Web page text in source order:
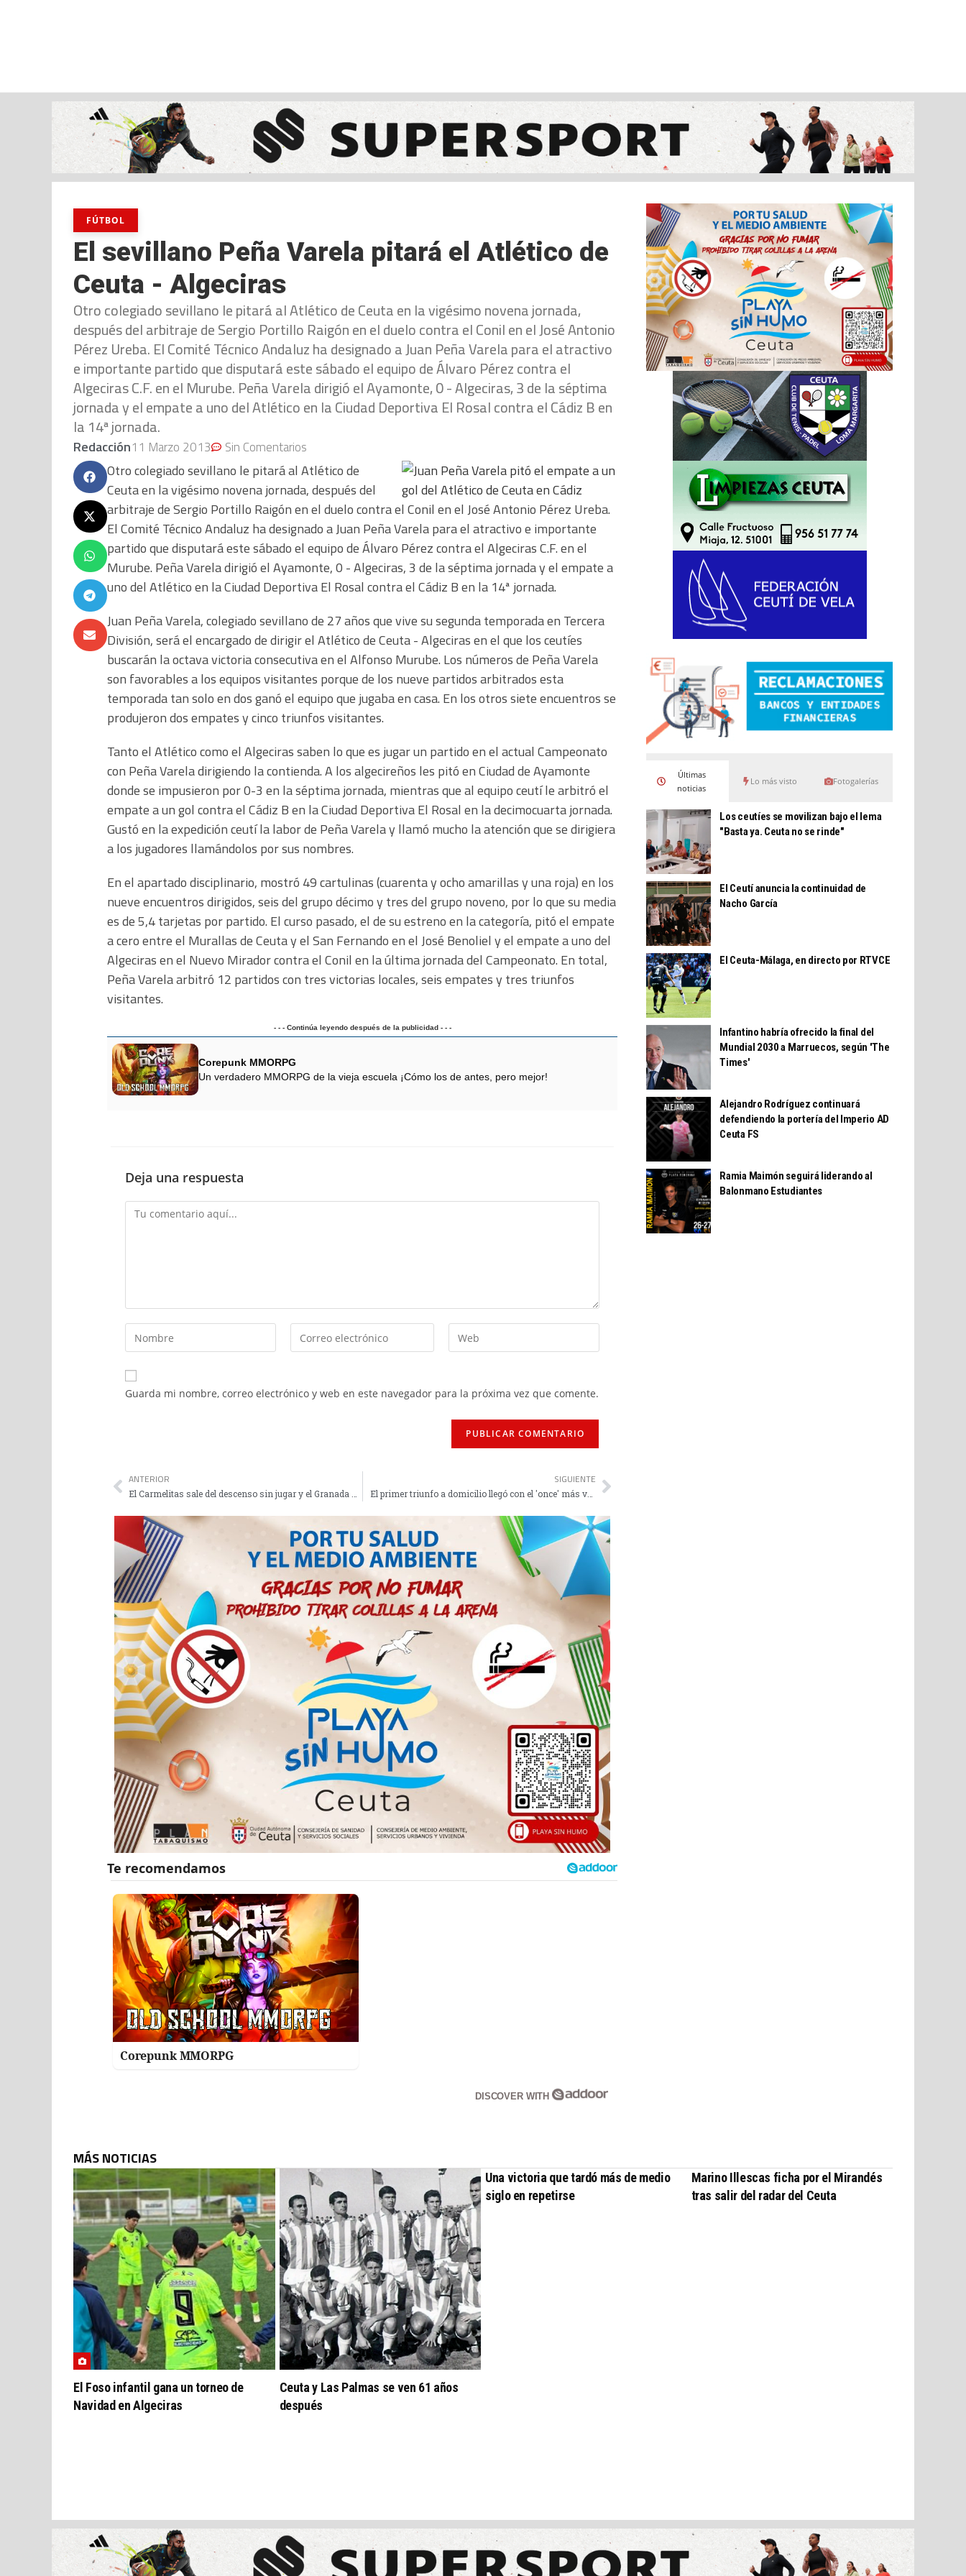
FÚTBOL
El sevillano Peña Varela pitará el Atlético de
Ceuta - Algeciras
Otro colegiado sevillano le pitará al Atlético de Ceuta en la vigésimo novena jornada,
después del arbitraje de Sergio Portillo Raigón en el duelo contra el Conil en el José Antonio
Pérez Ureba. El Comité Técnico Andaluz ha designado a Juan Peña Varela para el atractivo
e importante partido que disputará este sábado el equipo de Álvaro Pérez contra el
Algeciras C.F. en el Murube. Peña Varela dirigió el Ayamonte, 0 - Algeciras, 3 de la séptima
jornada y el empate a uno del Atlético en la Ciudad Deportiva El Rosal contra el Cádiz B en
la 14ª jornada.
Redacción11 Marzo 2013 Sin Comentarios
Otro colegiado sevillano le pitará al Atlético de
Ceuta en la vigésimo novena jornada, después del
arbitraje de Sergio Portillo Raigón en el duelo contra el Conil en el José Antonio Pérez Ureba.
El Comité Técnico Andaluz ha designado a Juan Peña Varela para el atractivo e importante
partido que disputará este sábado el equipo de Álvaro Pérez contra el Algeciras C.F. en el
Murube. Peña Varela dirigió el Ayamonte, 0 - Algeciras, 3 de la séptima jornada y el empate a
uno del Atlético en la Ciudad Deportiva El Rosal contra el Cádiz B en la 14ª jornada.
Juan Peña Varela, colegiado sevillano de 27 años que vive su segunda temporada en Tercera
División, será el encargado de dirigir el Atlético de Ceuta - Algeciras en el que los ceutíes
buscarán la octava victoria consecutiva en el Alfonso Murube. Los números de Peña Varela
son favorables a los equipos visitantes porque de los nueve partidos arbitrados esta
temporada tan solo en dos ganó el equipo que jugaba en casa. En los otros siete encuentros se
produjeron dos empates y cinco triunfos visitantes.
Tanto el Atlético como el Algeciras saben lo que es jugar un partido en el actual Campeonato
con Peña Varela dirigiendo la contienda. A los algecireños les pitó en Ciudad de Ayamonte
donde se impusieron por 0-3 en la séptima jornada, mientras que al equipo ceutí le arbitró el
empate a un gol contra el Cádiz B en la Ciudad Deportiva El Rosal en la decimocuarta jornada.
Gustó en la expedición ceutí la labor de Peña Varela y llamó mucho la atención que se dirigiera
a los jugadores llamándolos por sus nombres.
En el apartado disciplinario, mostró 49 cartulinas (cuarenta y ocho amarillas y una roja) en los
nueve encuentros dirigidos, seis del grupo décimo y tres del grupo noveno, por lo que su media
es de 5,4 tarjetas por partido. El curso pasado, el de su estreno en la categoría, pitó el empate
a cero entre el Murallas de Ceuta y el San Fernando en el José Benoliel y el empate a uno del
Algeciras en el Nuevo Mirador contra el Conil en la última jornada del Campeonato. En total,
Peña Varela arbitró 12 partidos con tres victorias locales, seis empates y tres triunfos
visitantes.
- - - Continúa leyendo después de la publicidad - - -
Corepunk MMORPG
Un verdadero MMORPG de la vieja escuela ¡Cómo los de antes, pero mejor!
Deja una respuesta
Guarda mi nombre, correo electrónico y web en este navegador para la próxima vez que comente.
ANTERIOR SIGUIENTE
El primer triunfo a domicilio llegó con el 'once' más veterano
Corepunk MMORPG
DISCOVER WITH
Últimas
noticias
Lo más visto Fotogalerías
Los ceutíes se movilizan bajo el lema
"Basta ya. Ceuta no se rinde"
El Ceutí anuncia la continuidad de
Nacho García
El Ceuta-Málaga, en directo por RTVCE
Infantino habría ofrecido la final del
Mundial 2030 a Marruecos, según 'The
Times'
Alejandro Rodríguez continuará
defendiendo la portería del Imperio AD
Ceuta FS
Ramia Maimón seguirá liderando al
Balonmano Estudiantes
MÁS NOTICIAS
El Foso infantil gana un torneo de
Navidad en Algeciras
Ceuta y Las Palmas se ven 61 años
después
Una victoria que tardó más de medio
siglo en repetirse
Marino Illescas ficha por el Mirandés
tras salir del radar del Ceuta